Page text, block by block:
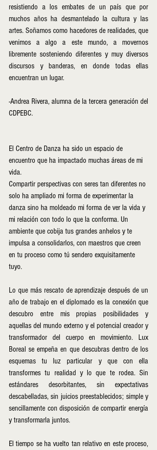
resistiendo a los embates de un país que por
muchos años ha desmantelado la cultura y las
artes. Soñamos como hacedores de realidades, que
venimos a algo a este mundo, a movernos
libremente sosteniendo diferentes y muy diversos
discursos y banderas, en donde todas ellas
encuentran un lugar.
-Andrea Rivera, alumna de la tercera generación del
CDPEBC.
El Centro de Danza ha sido un espacio de
encuentro que ha impactado muchas áreas de mi
vida.
Compartir perspectivas con seres tan diferentes no
solo ha ampliado mi forma de experimentar la
danza sino ha moldeado mi forma de ver la vida y
mi relación con todo lo que la conforma. Un
ambiente que cobija tus grandes anhelos y te
impulsa a consolidarlos, con maestros que creen
en tu proceso como tú sendero exquisitamente
tuyo.
Lo que más rescato de aprendizaje después de un
año de trabajo en el diplomado es la conexión que
descubro entre mis propias posibilidades y
aquellas del mundo externo y el potencial creador y
transformador del cuerpo en movimiento. Lux
Boreal se empeña en que descubras dentro de los
esquemas tu luz particular y que con ella
transformes tu realidad y lo que te rodea. Sin
estándares desorbitantes, sin expectativas
descabelladas, sin juicios preestablecidos; simple y
sencillamente con disposición de compartir energía
y transformarla juntos.
El tiempo se ha vuelto tan relativo en este proceso,